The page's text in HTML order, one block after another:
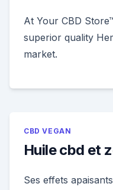
At Your CBD
superior quality
market.
CBD VEGAN
Huile cbd et
Ses effets